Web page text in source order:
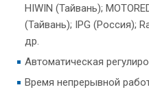
HIWIN (Тайвань);
(Тайвань); IPG (Россия);
др.
Автоматическая
Время непрерывной